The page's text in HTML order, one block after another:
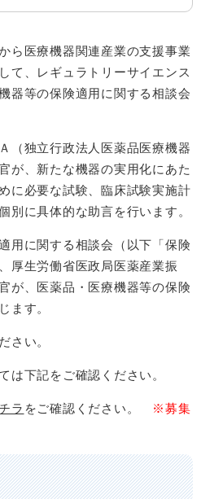
ら医療機器関連産業の支援事業
て、レギュラトリーサイエンス
器等の保険適用に関する相談会
（独立行政法人医薬品医療機器
が、新たな機器の実用化にあた
に必要な試験、臨床試験実施計
別に具体的な助言を行います。
用に関する相談会（以下「保険
厚生労働省医政局医薬産業振
が、医薬品・医療機器等の保険
ます。
さい。
は下記をご確認ください。
ラ をご確認ください。
※募集